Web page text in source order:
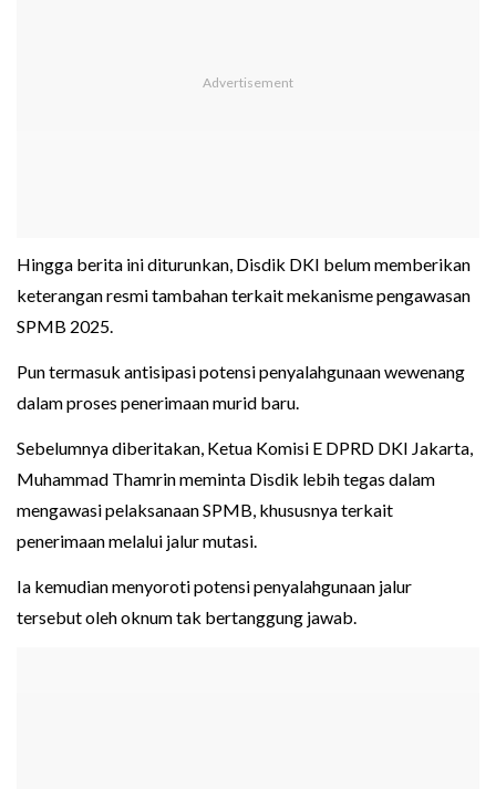
Hingga berita ini diturunkan, Disdik DKI belum memberikan
keterangan resmi tambahan terkait mekanisme pengawasan
SPMB 2025.
Pun termasuk antisipasi potensi penyalahgunaan wewenang
dalam proses penerimaan murid baru.
Sebelumnya diberitakan, Ketua Komisi E DPRD DKI Jakarta,
Muhammad Thamrin meminta Disdik lebih tegas dalam
mengawasi pelaksanaan SPMB, khususnya terkait
penerimaan melalui jalur mutasi.
Ia kemudian menyoroti potensi penyalahgunaan jalur
tersebut oleh oknum tak bertanggung jawab.